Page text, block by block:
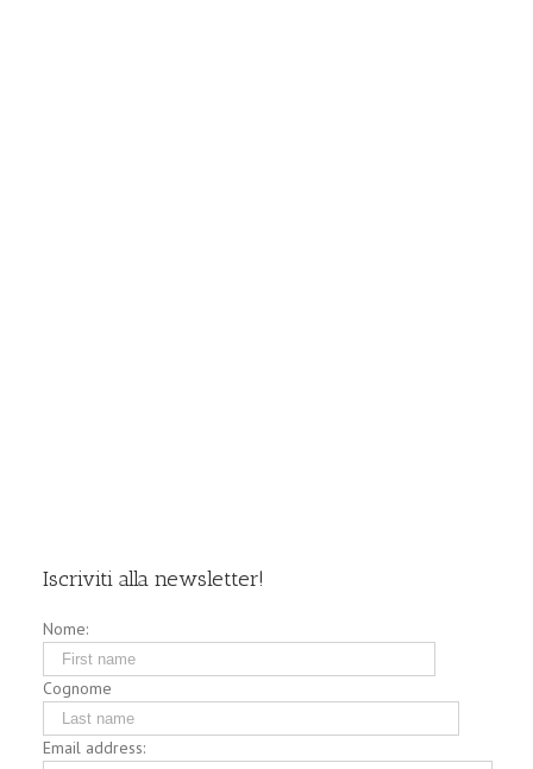
Iscriviti alla newsletter!
Nome:
Cognome
Email address: